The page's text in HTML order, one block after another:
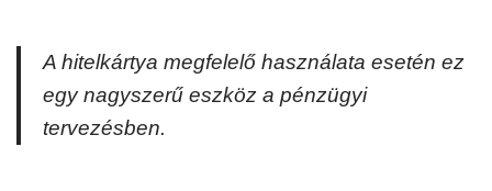
A hitelkártya megfelelő használata esetén ez
egy nagyszerű eszköz a pénzügyi
tervezésben.